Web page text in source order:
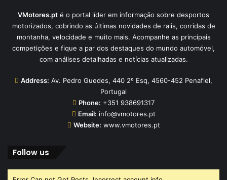
VMotores.pt é o portal líder em informação sobre desportos
motorizados, cobrindo as últimas novidades de ralis, corridas de
montanha, velocidade e muito mais. Acompanhe as principais
competições e fique a par dos destaques do mundo automóvel,
com análises detalhadas e notícias atualizadas.
Address: Av. Pedro Guedes, 440 2º Esq, 4560-452 Penafiel,
Portugal
Phone: +351 938691317
Email: info@vmotores.pt
Website: www.vmotores.pt
Follow us